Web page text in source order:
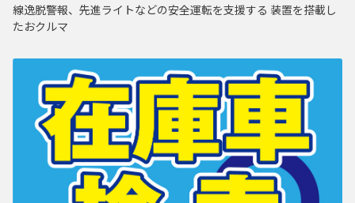
線逸脱警報、先進ライトなどの安全運転を支援する 装置を搭載し
たおクルマ